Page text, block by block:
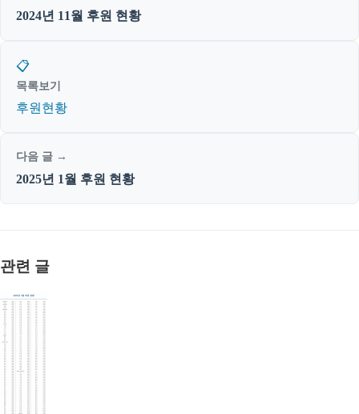
2024년 11월 후원 현황
📋
목록보기
후원현황
다음 글 →
2025년 1월 후원 현황
관련 글